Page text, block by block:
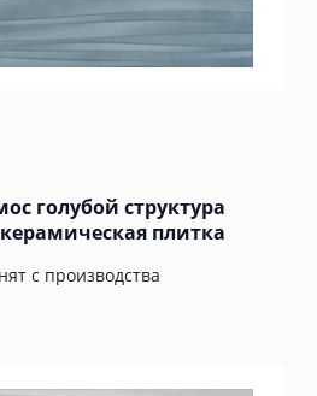
голубой структура
плитка
с производства